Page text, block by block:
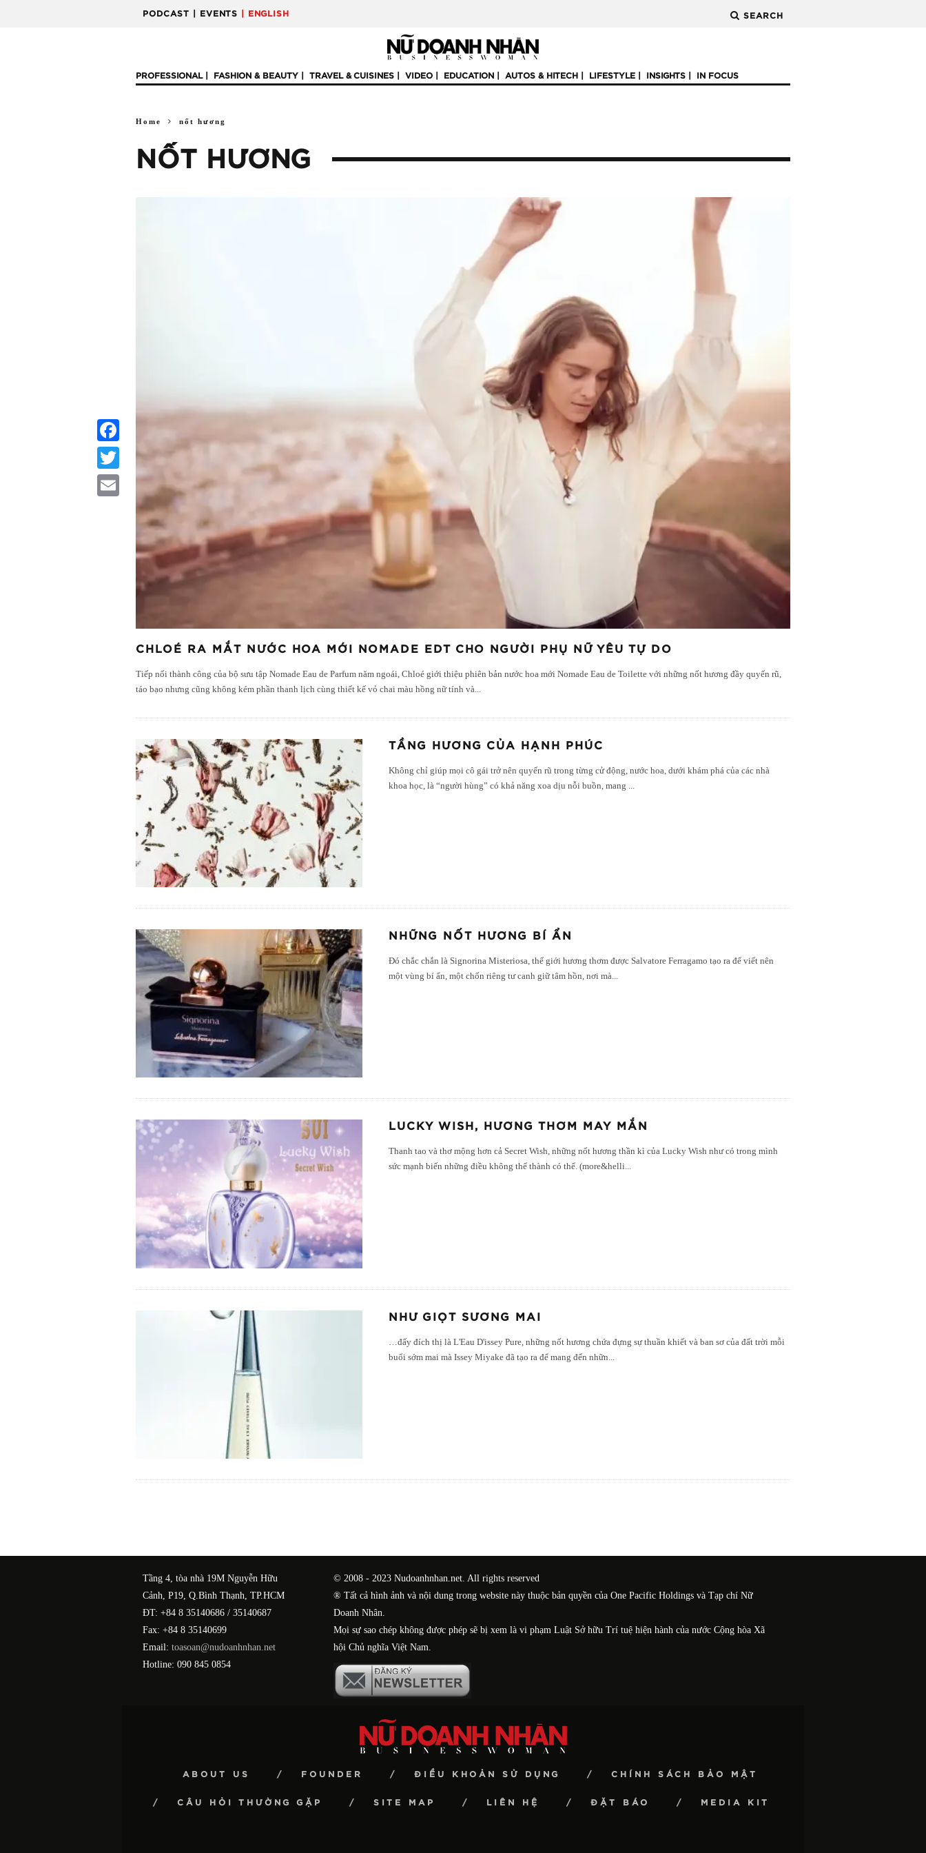
PODCAST | EVENTS | ENGLISH SEARCH
PROFESSIONAL FASHION & BEAUTY TRAVEL & CUISINES VIDEO EDUCATION AUTOS & HITECH LIFESTYLE INSIGHTS IN FOCUS
Home nốt hương
NỐT HƯƠNG
CHLOÉ RA MẮT NƯỚC HOA MỚI NOMADE EDT CHO NGƯỜI PHỤ NỮ YÊU TỰ DO
Tiếp nối thành công của bộ sưu tập Nomade Eau de Parfum năm ngoái, Chloé giới thiệu phiên bản nước hoa mới Nomade Eau de Toilette với những nốt hương đầy quyến rũ,
táo bạo nhưng cũng không kém phần thanh lịch cùng thiết kế vỏ chai màu hồng nữ tính và...
Facebook
Twitter
TẦNG HƯƠNG CỦA HẠNH PHÚC
Không chỉ giúp mọi cô gái trở nên quyến rũ trong từng cử động, nước hoa, dưới khám phá của các nhà
khoa học, là “người hùng” có khả năng xoa dịu nỗi buồn, mang ...
NHỮNG NỐT HƯƠNG BÍ ẨN
Đó chắc chắn là Signorina Misteriosa, thế giới hương thơm được Salvatore Ferragamo tạo ra để viết nên
một vùng bí ẩn, một chốn riêng tư canh giữ tâm hồn, nơi mà...
LUCKY WISH, HƯƠNG THƠM MAY MẮN
Thanh tao và thơ mộng hơn cả Secret Wish, những nốt hương thần kì của Lucky Wish như có trong mình
sức mạnh biến những điều không thể thành có thể. (more&helli...
NHƯ GIỌT SƯƠNG MAI
…đấy đích thị là L'Eau D'issey Pure, những nốt hương chứa đựng sự thuần khiết và ban sơ của đất trời mỗi
buổi sớm mai mà Issey Miyake đã tạo ra để mang đến nhữn
Tầng 4, tòa nhà 19M Nguyễn Hữu
Cảnh, P19, Q.Bình Thạnh, TP.HCM
ĐT: +84 8 35140686 / 35140687
Fax: +84 8 35140699
Email: toasoan@nudoanhnhan.net
Hotline: 090 845 0854
© 2008 - 2023 Nudoanhnhan.net. All rights reserved
® Tất cả hình ảnh và nội dung trong website này thuộc bản quyền của One Pacific Holdings và Tạp chí Nữ
Doanh Nhân.
Mọi sự sao chép không được phép sẽ bị xem là vi phạm Luật Sở hữu Trí tuệ hiện hành của nước Cộng hòa Xã
hội Chủ nghĩa Việt Nam.
ABOUT US FOUNDER ĐIỀU KHOẢN SỬ DỤNG CHÍNH SÁCH BẢO MẬT
CÂU HỎI THƯỜNG GẶP SITE MAP LIÊN HỆ ĐẶT BÁO MEDIA KIT